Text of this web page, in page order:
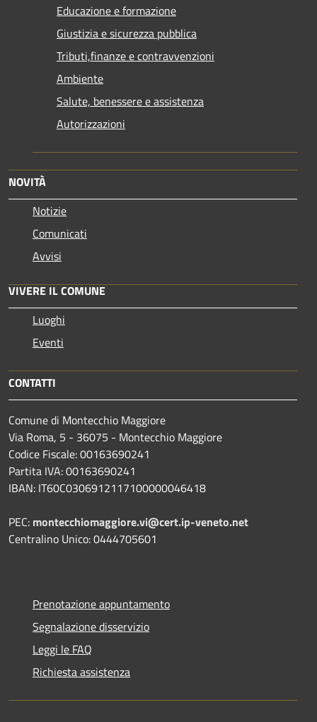
Educazione e formazione
Giustizia e sicurezza pubblica
Tributi,finanze e contravvenzioni
Ambiente
Salute, benessere e assistenza
Autorizzazioni
NOVITÀ
Notizie
Comunicati
Avvisi
VIVERE IL COMUNE
Luoghi
Eventi
CONTATTI
Comune di Montecchio Maggiore
Via Roma, 5 - 36075 - Montecchio Maggiore
Codice Fiscale: 00163690241
Partita IVA: 00163690241
IBAN: IT60C0306912117100000046418
PEC: montecchiomaggiore.vi@cert.ip-veneto.net
Centralino Unico: 0444705601
Prenotazione appuntamento
Segnalazione disservizio
Leggi le FAQ
Richiesta assistenza